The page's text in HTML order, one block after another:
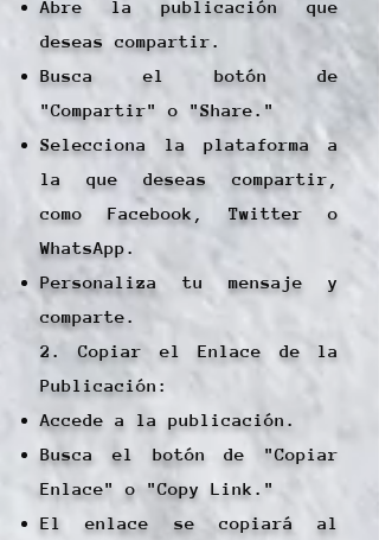
Abre la publicación que
deseas compartir.
Busca el botón de
"Compartir" o "Share."
Selecciona la plataforma a
la que deseas compartir,
como Facebook, Twitter o
WhatsApp.
Personaliza tu mensaje y
comparte.
2. Copiar el Enlace de la
Publicación:
Accede a la publicación.
Busca el botón de "Copiar
Enlace" o "Copy Link."
El enlace se copiará al